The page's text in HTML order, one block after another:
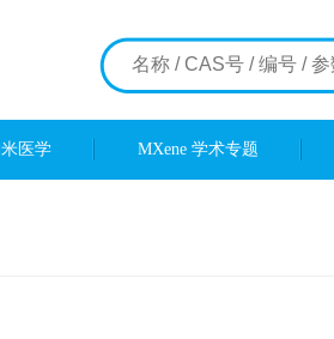
医学 MXene 学术专题